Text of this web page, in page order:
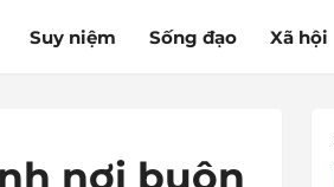
Suy niệm Sống đạo Xã hội
nơi buôn